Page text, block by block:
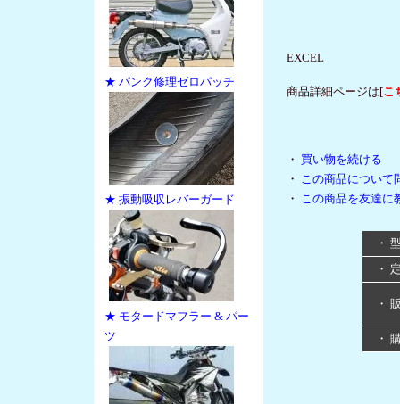
★ パンク修理ゼロパッチ
★ 振動吸収レバーガード
★ モタードマフラー & パー
ツ
EXCEL
商品詳細ページは[こ
・ 買い物を続ける
・ この商品について
・ この商品を友達に
・
・
・
・